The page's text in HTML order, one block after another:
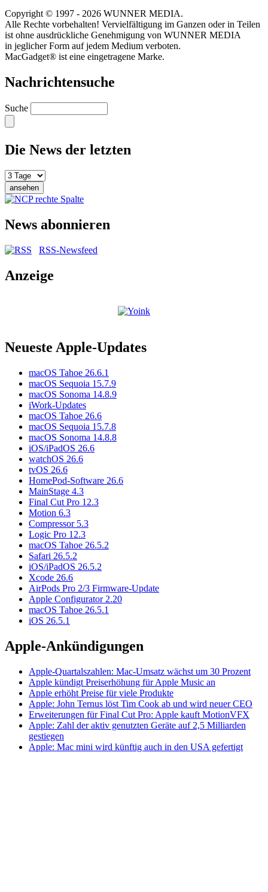
Copyright © 1997 - 2026 WUNNER MEDIA.
Alle Rechte vorbehalten! Vervielfältigung im Ganzen oder in Teilen
ist ohne ausdrückliche Genehmigung von WUNNER MEDIA
in jeglicher Form auf jedem Medium verboten.
MacGadget® ist eine eingetragene Marke.
Nachrichtensuche
Suche
Die News der letzten
News abonnieren
RSS-Newsfeed
Anzeige
Neueste Apple-Updates
macOS Tahoe 26.6.1
macOS Sequoia 15.7.9
macOS Sonoma 14.8.9
iWork-Updates
macOS Tahoe 26.6
macOS Sequoia 15.7.8
macOS Sonoma 14.8.8
iOS/iPadOS 26.6
watchOS 26.6
tvOS 26.6
HomePod-Software 26.6
MainStage 4.3
Final Cut Pro 12.3
Motion 6.3
Compressor 5.3
Logic Pro 12.3
macOS Tahoe 26.5.2
Safari 26.5.2
iOS/iPadOS 26.5.2
Xcode 26.6
AirPods Pro 2/3 Firmware-Update
Apple Configurator 2.20
macOS Tahoe 26.5.1
iOS 26.5.1
Apple-Ankündigungen
Apple-Quartalszahlen: Mac-Umsatz wächst um 30 Prozent
Apple kündigt Preiserhöhung für Apple Music an
Apple erhöht Preise für viele Produkte
Apple: John Ternus löst Tim Cook ab und wird neuer CEO
Erweiterungen für Final Cut Pro: Apple kauft MotionVFX
Apple: Zahl der aktiv genutzten Geräte auf 2,5 Milliarden
gestiegen
Apple: Mac mini wird künftig auch in den USA gefertigt